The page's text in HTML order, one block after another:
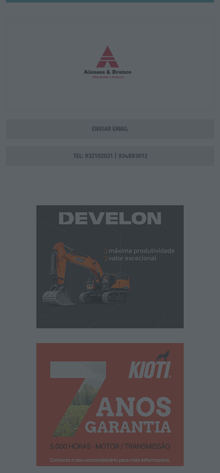
ENVIAR EMAIL
TEL: 932102021 | 934893012